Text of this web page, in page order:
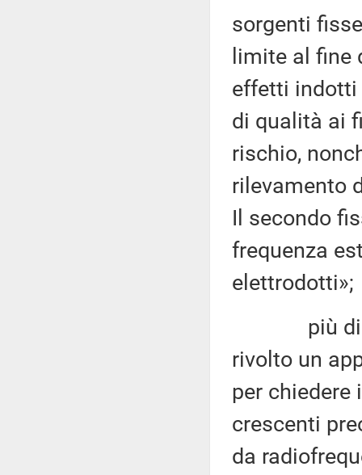
sorgenti
limite al fine
effetti indotti
di qualità ai
rischio,
rilevamento
Il secondo
frequenza
elettrodotti»;
più di
rivolto un
per chiedere
crescenti
da